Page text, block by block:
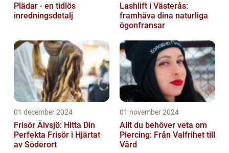
Plädar - en tidlös
inredningsdetalj
Lashlift i Västerås:
framhäva dina naturliga
ögonfransar
01 december 2024
Frisör Älvsjö: Hitta Din
Perfekta Frisör i Hjärtat
av Söderort
01 november 2024
Allt du behöver veta om
Piercing: Från Valfrihet till
Vård